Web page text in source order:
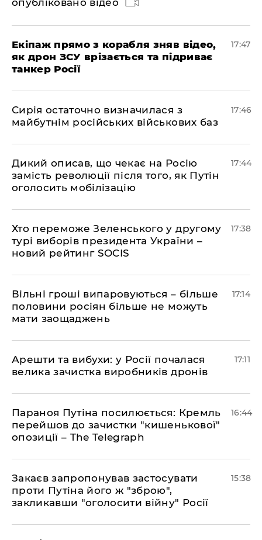
опубліковано відео
Екіпаж прямо з корабля зняв відео,
як дрон ЗСУ врізається та підриває
танкер Росії
17:47
Сирія остаточно визначилася з
майбутнім російських військових баз
17:46
Дикий описав, що чекає на Росію
замість революції після того, як Путін
оголосить мобілізацію
17:44
Хто переможе Зеленського у другому
турі виборів президента України –
новий рейтинг SOCIS
17:38
Вільні гроші випаровуються – більше
половини росіян більше не можуть
мати заощаджень
17:14
Арешти та вибухи: у Росії почалася
велика зачистка виробників дронів
17:11
Параноя Путіна посилюється: Кремль
перейшов до зачистки "кишенькової"
опозиції – The Telegraph
16:44
Закаєв запропонував застосувати
проти Путіна його ж "зброю",
закликавши "оголосити війну" Росії
15:38